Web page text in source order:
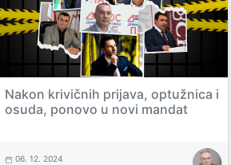
Nakon krivičnih prijava, optužnica i
osuda, ponovo u novi mandat
06. 12. 2024